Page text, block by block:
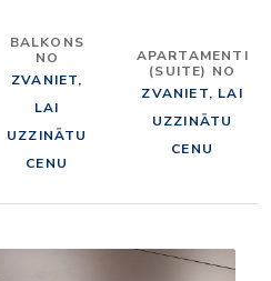
BALKONS
NO
ZVANIET,
LAI
UZZINĀTU
CENU
APARTAMENTI
(SUITE) NO
ZVANIET, LAI
UZZINĀTU
CENU